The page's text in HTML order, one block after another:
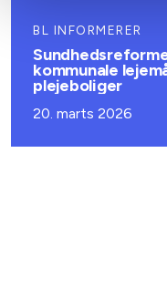
BL INFORMERER
kommunale
plejeboliger
20. marts 2026